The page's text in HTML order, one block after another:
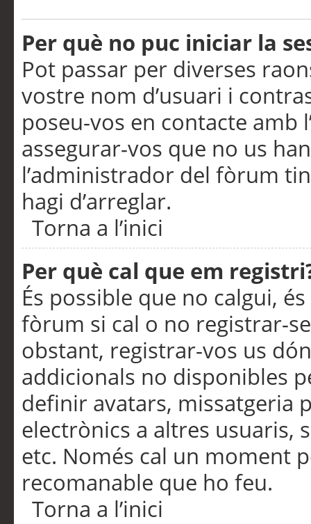
Per què no puc iniciar la
Pot passar per diverses
vostre nom d’usuari i
poseu-vos en contacte
assegurar-vos que no us
l’administrador del fòrum
hagi d’arreglar.
Torna a l’inici
Per què cal que em
És possible que no calgui,
fòrum si cal o no registrar-
obstant, registrar-vos us
addicionals no disponibles
definir avatars, missatgeria
electrònics a altres usuaris,
etc. Només cal un moment
recomanable que ho feu.
Torna a l’inici